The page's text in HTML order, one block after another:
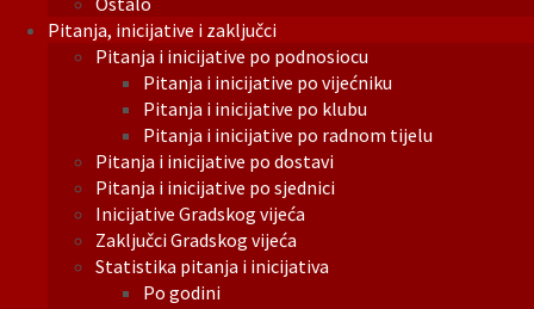
Pitanja, inicijative i zaključci
Pitanja i inicijative po podnosiocu
Pitanja i inicijative po vijećniku
Pitanja i inicijative po klubu
Pitanja i inicijative po radnom tijelu
Pitanja i inicijative po dostavi
Pitanja i inicijative po sjednici
Inicijative Gradskog vijeća
Zaključci Gradskog vijeća
Statistika pitanja i inicijativa
Po godini